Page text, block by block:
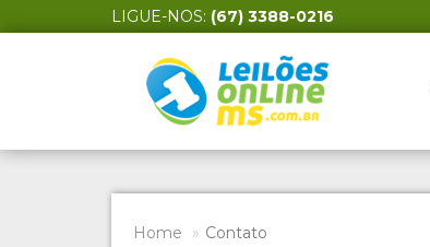
LIGUE-NOS: (67) 3388-0216
Home Contato